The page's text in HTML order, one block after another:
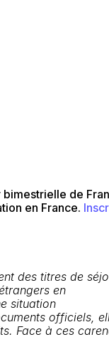
de
en France.
destitres de
en
situation
officiels,
Face à ces